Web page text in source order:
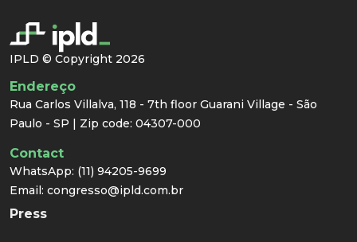
IPLD © Copyright 2026
Endereço
Rua Carlos Villalva, 118 - 7th floor Guarani Village - São
Paulo - SP | Zip code: 04307-000
Contact
WhatsApp: (11) 94205-9699
Email: congresso@ipld.com.br
Press